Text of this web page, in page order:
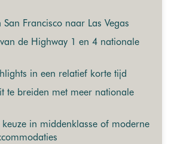
San Francisco naar Las Vegas
de Highway 1 en 4 nationale
in een relatief korte tijd
te breiden met meer nationale
in middenklasse of moderne